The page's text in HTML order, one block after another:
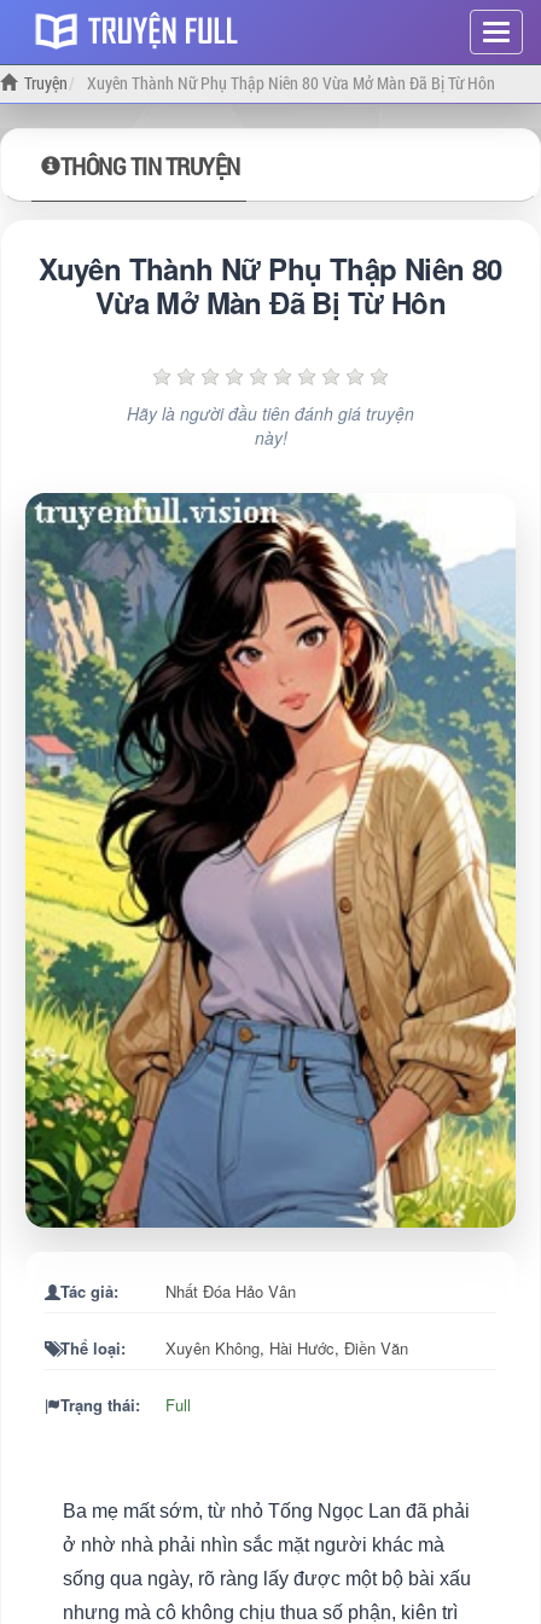
Hiện
menu
Truyện Xuyên Thành Nữ Phụ Thập Niên 80 Vừa Mở Màn Đã Bị Từ Hôn
THÔNG TIN TRUYỆN
Xuyên Thành Nữ Phụ Thập Niên 80
Vừa Mở Màn Đã Bị Từ Hôn
Hãy là người đầu tiên đánh giá truyện
này!
Tác giả: Nhất Đóa Hảo Vân
Thể loại: Xuyên Không, Hài Hước, Điền Văn
Trạng thái: Full
Ba mẹ mất sớm, từ nhỏ Tống Ngọc Lan đã phải
ở nhờ nhà phải nhìn sắc mặt người khác mà
sống qua ngày, rõ ràng lấy được một bộ bài xấu
nhưng mà cô không chịu thua số phận, kiên trì